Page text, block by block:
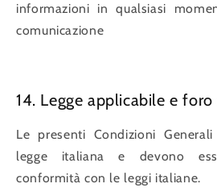
informazioni in qualsiasi
comunicazione
14. Legge applicabile e
Le presenti Condizioni
legge italiana e devono
conformità con le leggi italiane.